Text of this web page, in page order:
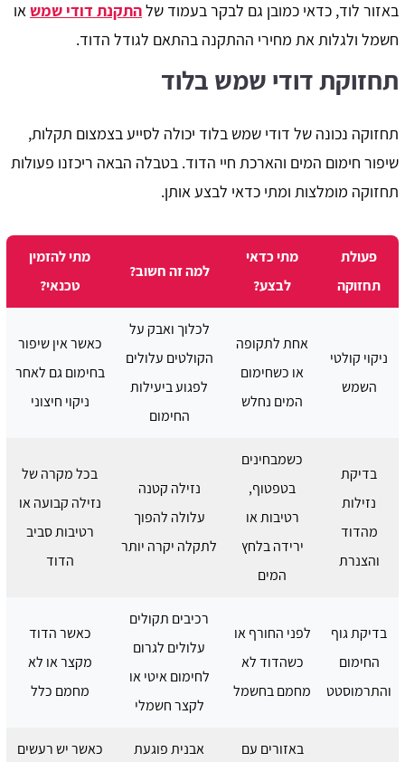
באזור לוד, כדאי כמובן גם לבקר בעמוד שלהתקנת דודי שמשאו
חשמל ולגלות את מחירי ההתקנה בהתאם לגודל הדוד.
תחזוקת דודי שמש בלוד
תחזוקה נכונה של דודי שמש בלוד יכולה לסייע בצמצום תקלות,
שיפור חימום המים והארכת חיי הדוד. בטבלה הבאה ריכזנו פעולות
תחזוקה מומלצות ומתי כדאי לבצע אותן.
פעולת
תחזוקה
מתי כדאי
לבצע?
למה זה חשוב?
מתי להזמין
טכנאי?
ניקוי קולטי
השמש
אחת לתקופה
או כשחימום
המים נחלש
לכלוך ואבק על
הקולטים עלולים
לפגוע ביעילות
החימום
כאשר אין שיפור
בחימום גם לאחר
ניקוי חיצוני
בדיקת
נזילות
מהדוד
והצנרת
כשמבחינים
בטפטוף,
רטיבות או
ירידה בלחץ
המים
נזילה קטנה
עלולה להפוך
לתקלה יקרה יותר
בכל מקרה של
נזילה קבועה או
רטיבות סביב
הדוד
בדיקת גוף
החימום
והתרמוסטט
לפני החורף או
כשהדוד לא
מחמם בחשמל
רכיבים תקולים
עלולים לגרום
לחימום איטי או
לקצר חשמלי
כאשר הדוד
מקצר או לא
מחמם כלל
באזורים עם
אבנית פוגעת
כאשר יש רעשים